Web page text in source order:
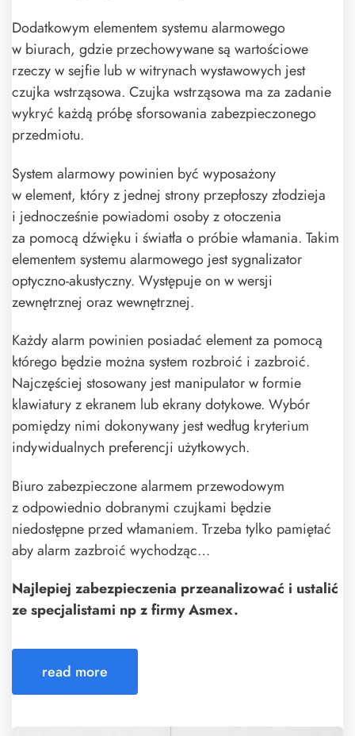
Dodatkowym elementem systemu alarmowego
w biurach, gdzie przechowywane są wartościowe
rzeczy w sejfie lub w witrynach wystawowych jest
czujka wstrząsowa. Czujka wstrząsowa ma za zadanie
wykryć każdą próbę sforsowania zabezpieczonego
przedmiotu.
System alarmowy powinien być wyposażony
w element, który z jednej strony przepłoszy złodzieja
i jednocześnie powiadomi osoby z otoczenia
za pomocą dźwięku i światła o próbie włamania. Takim
elementem systemu alarmowego jest sygnalizator
optyczno-akustyczny. Występuje on w wersji
zewnętrznej oraz wewnętrznej.
Każdy alarm powinien posiadać element za pomocą
którego będzie można system rozbroić i zazbroić.
Najczęściej stosowany jest manipulator w formie
klawiatury z ekranem lub ekrany dotykowe. Wybór
pomiędzy nimi dokonywany jest według kryterium
indywidualnych preferencji użytkowych.
Biuro zabezpieczone alarmem przewodowym
z odpowiednio dobranymi czujkami będzie
niedostępne przed włamaniem. Trzeba tylko pamiętać
aby alarm zazbroić wychodząc…
Najlepiej zabezpieczenia przeanalizować i ustalić
ze specjalistami np z firmy Asmex.
read more